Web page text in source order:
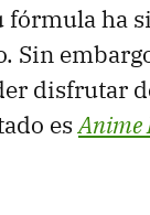
fórmula ha
disfrutar
esAnime